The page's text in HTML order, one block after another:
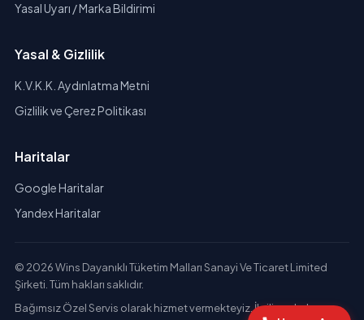
Yasal Uyarı / Marka Bildirimi
Yasal & Gizlilik
K.V.K.K. Aydınlatma Metni
Gizlilik ve Çerez Politikası
Haritalar
Google Haritalar
Yandex Haritalar
© 2026 Wins Dayanıklı Tüketim Malları Sanayi Ve Ticaret Limited
Şirketi. Tüm hakları saklıdır.
Bağımsız Özel Servis olarak hizmet vermekteyiz. İlgili markaların